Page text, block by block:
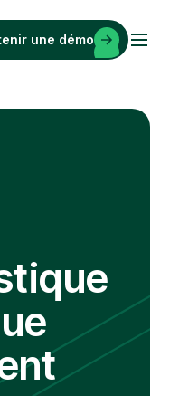
une démo